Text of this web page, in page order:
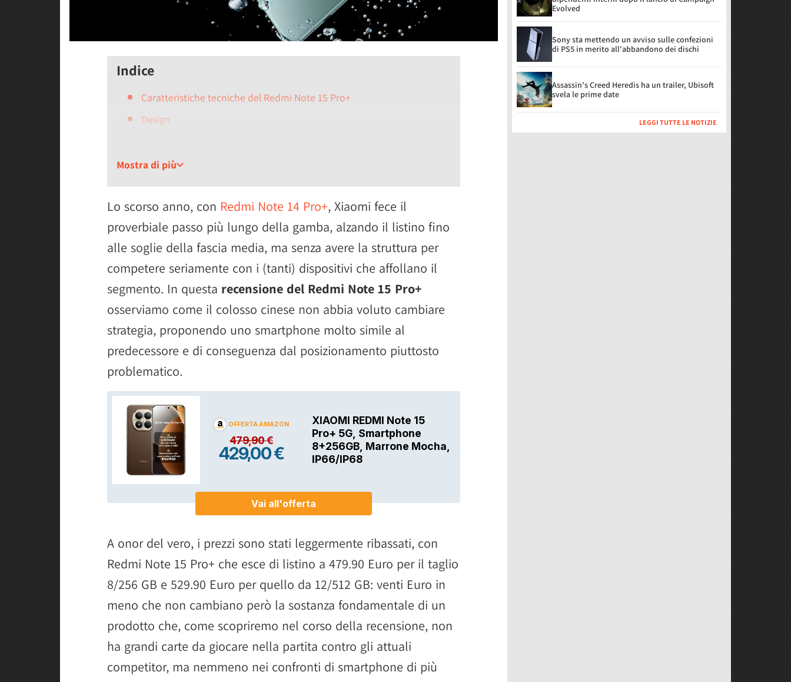
Indice
Caratteristiche tecniche del Redmi Note 15 Pro+
Design
Fotocamere
Batteria
Videogiochi e prestazioni
Esperienza d’uso
Conclusioni
Mostra di più
Lo scorso anno, con Redmi Note 14 Pro+, Xiaomi fece il
proverbiale passo più lungo della gamba, alzando il listino fino
alle soglie della fascia media, ma senza avere la struttura per
competere seriamente con i (tanti) dispositivi che affollano il
segmento. In questa recensione del Redmi Note 15 Pro+
osserviamo come il colosso cinese non abbia voluto cambiare
strategia, proponendo uno smartphone molto simile al
predecessore e di conseguenza dal posizionamento piuttosto
problematico.
A onor del vero, i prezzi sono stati leggermente ribassati, con
Redmi Note 15 Pro+ che esce di listino a 479.90 Euro per il taglio
8/256 GB e 529.90 Euro per quello da 12/512 GB: venti Euro in
meno che non cambiano però la sostanza fondamentale di un
prodotto che, come scopriremo nel corso della recensione, non
ha grandi carte da giocare nella partita contro gli attuali
competitor, ma nemmeno nei confronti di smartphone di più
Evolved
Sony sta mettendo un avviso sulle confezioni
di PS5 in merito all'abbandono dei dischi
Assassin's Creed Heredis ha un trailer, Ubisoft
svela le prime date
LEGGI TUTTE LE NOTIZIE